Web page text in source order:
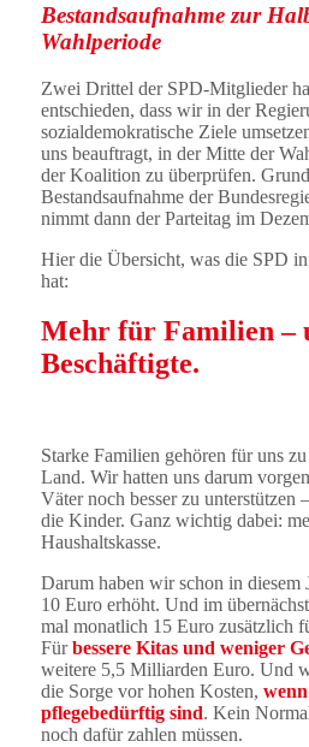
Bestandsaufnahme zur
Wahlperiode
Zwei Drittel der SPD-Mitglieder
entschieden, dass wir in der
sozialdemokratische Ziele
uns beauftragt, in der Mitte der
der Koalition zu überprüfen.
Bestandsaufnahme der
nimmt dann der Parteitag im
Hier die Übersicht, was die SPD
hat:
Mehr für Familien –
Beschäftigte.
Starke Familien gehören für uns
Land. Wir hatten uns darum
Väter noch besser zu unterstützen
die Kinder. Ganz wichtig dabei:
Haushaltskasse.
Darum haben wir schon in diesem
10 Euro erhöht. Und im
mal monatlich 15 Euro zusätzlich
Fürbessere Kitas und weniger
weitere 5,5 Milliarden Euro. Und
die Sorge vor hohen Kosten,
pflegebedürftig sind. Kein
noch dafür zahlen müssen.